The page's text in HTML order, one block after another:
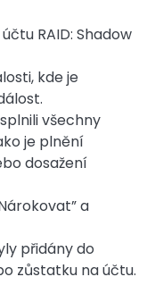
RAID: Shadow
kde je
všechny
je plnění
dosažení
a
přidány do
zůstatku na účtu.